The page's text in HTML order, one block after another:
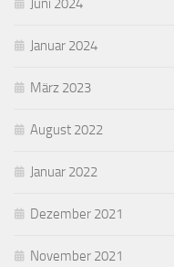
Juni 2024
Januar 2024
März 2023
August 2022
Januar 2022
Dezember 2021
November 2021